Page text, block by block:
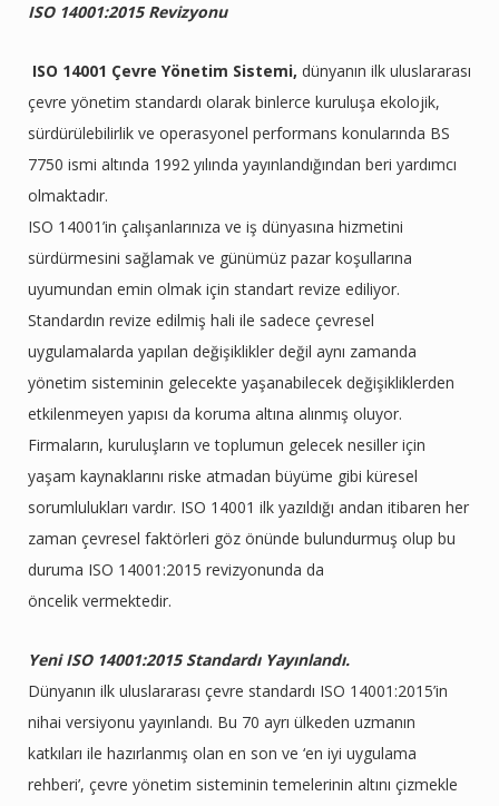
ISO 14001:2015 Revizyonu
ISO 14001 Çevre Yönetim Sistemi, dünyanın ilk uluslararası
çevre yönetim standardı olarak binlerce kuruluşa ekolojik,
sürdürülebilirlik ve operasyonel performans konularında BS
7750 ismi altında 1992 yılında yayınlandığından beri yardımcı
olmaktadır.
ISO 14001’in çalışanlarınıza ve iş dünyasına hizmetini
sürdürmesini sağlamak ve günümüz pazar koşullarına
uyumundan emin olmak için standart revize ediliyor.
Standardın revize edilmiş hali ile sadece çevresel
uygulamalarda yapılan değişiklikler değil aynı zamanda
yönetim sisteminin gelecekte yaşanabilecek değişikliklerden
etkilenmeyen yapısı da koruma altına alınmış oluyor.
Firmaların, kuruluşların ve toplumun gelecek nesiller için
yaşam kaynaklarını riske atmadan büyüme gibi küresel
sorumlulukları vardır. ISO 14001 ilk yazıldığı andan itibaren her
zaman çevresel faktörleri göz önünde bulundurmuş olup bu
duruma ISO 14001:2015 revizyonunda da
öncelik vermektedir.
Yeni ISO 14001:2015 Standardı Yayınlandı.
Dünyanın ilk uluslararası çevre standardı ISO 14001:2015’in
nihai versiyonu yayınlandı. Bu 70 ayrı ülkeden uzmanın
katkıları ile hazırlanmış olan en son ve ‘en iyi uygulama
rehberi’, çevre yönetim sisteminin temelerinin altını çizmekle